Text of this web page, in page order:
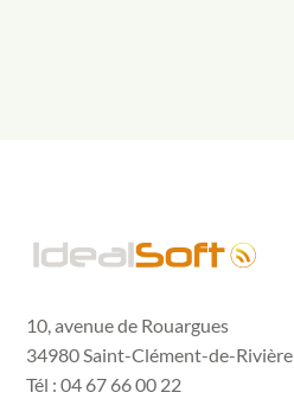
10, avenue de Rouargues
34980 Saint-Clément-de-Rivière
Tél : 04 67 66 00 22